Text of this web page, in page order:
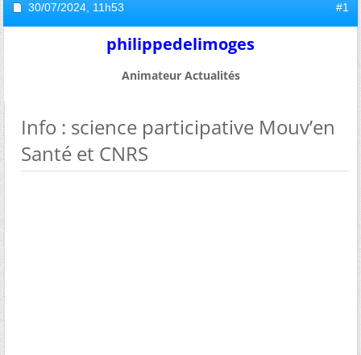
30/07/2024, 11h53 #1
philippedelimoges
Animateur Actualités
Info : science participative Mouv’en
Santé et CNRS